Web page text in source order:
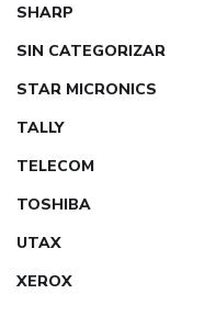
SHARP
SIN CATEGORIZAR
STAR MICRONICS
TALLY
TELECOM
TOSHIBA
UTAX
XEROX